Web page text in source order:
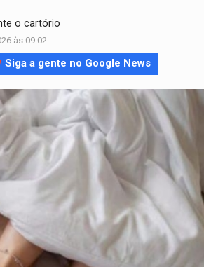
o cartório
às 09:02
Siga a gente no Google News